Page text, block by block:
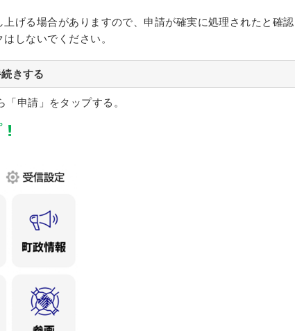
げる場合がありますので、申請が確実に処理されたと確認
しないでください。
きする
申請」をタップする。